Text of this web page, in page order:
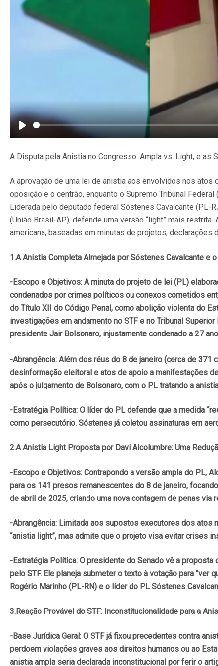
Play
A Disputa pela Anistia no Congresso: Ampla vs. Light, e as
A aprovação de uma lei de anistia aos envolvidos nos
oposição e o centrão, enquanto o Supremo Tribunal
Liderada pelo deputado federal Sóstenes Cavalcante (PL-
(União Brasil-AP), defende uma versão “light” mais
americana, baseadas em minutas de projetos,
1.A Anistia Completa Almejada por Sóstenes Cavalcante e
-Escopo e Objetivos: A minuta do projeto de lei (PL)
condenados por crimes políticos ou conexos cometidos
do Título XII do Código Penal, como abolição violenta do
investigações em andamento no STF e no Tribunal
presidente Jair Bolsonaro, injustamente condenado a 27
-Abrangência: Além dos réus do 8 de janeiro (cerca de
desinformação eleitoral e atos de apoio a manifestações
após o julgamento de Bolsonaro, com o PL tratando a
-Estratégia Política: O líder do PL defende que a medida
como persecutório. Sóstenes já coletou assinaturas em
2.A Anistia Light Proposta por Davi Alcolumbre: Uma
-Escopo e Objetivos: Contrapondo a versão ampla do PL,
para os 141 presos remanescentes do 8 de janeiro,
de abril de 2025, criando uma nova contagem de penas
-Abrangência: Limitada aos supostos executores dos
“anistia light”, mas admite que o projeto visa evitar crises
-Estratégia Política: O presidente do Senado vê a proposta
pelo STF. Ele planeja submeter o texto à votação para
Rogério Marinho (PL-RN) e o líder do PL Sóstenes
3.Reação Provável do STF: Inconstitucionalidade para a
-Base Jurídica Geral: O STF já fixou precedentes contra
perdoem violações graves aos direitos humanos ou ao
anistia ampla seria declarada inconstitucional por ferir o